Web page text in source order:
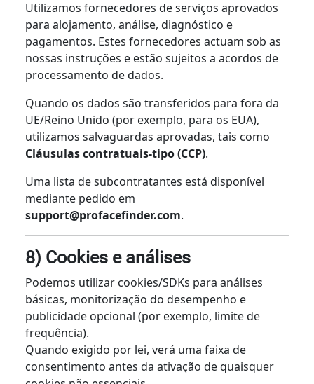
Utilizamos fornecedores de serviços aprovados
para alojamento, análise, diagnóstico e
pagamentos. Estes fornecedores actuam sob as
nossas instruções e estão sujeitos a acordos de
processamento de dados.
Quando os dados são transferidos para fora da
UE/Reino Unido (por exemplo, para os EUA),
utilizamos salvaguardas aprovadas, tais como
Cláusulas contratuais-tipo (CCP).
Uma lista de subcontratantes está disponível
mediante pedido em
support@profacefinder.com.
8) Cookies e análises
Podemos utilizar cookies/SDKs para análises
básicas, monitorização do desempenho e
publicidade opcional (por exemplo, limite de
frequência).
Quando exigido por lei, verá uma faixa de
consentimento antes da ativação de quaisquer